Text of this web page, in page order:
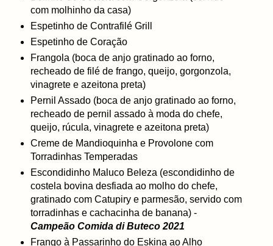
com molhinho da casa)
Espetinho de Contrafilé Grill
Espetinho de Coração
Frangola (boca de anjo gratinado ao forno,
recheado de filé de frango, queijo, gorgonzola,
vinagrete e azeitona preta)
Pernil Assado (boca de anjo gratinado ao forno,
recheado de pernil assado à moda do chefe,
queijo, rúcula, vinagrete e azeitona preta)
Creme de Mandioquinha e Provolone com
Torradinhas Temperadas
Escondidinho Maluco Beleza (escondidinho de
costela bovina desfiada ao molho do chefe,
gratinado com Catupiry e parmesão, servido com
torradinhas e cachacinha de banana) -
Campeão Comida di Buteco 2021
Frango à Passarinho do Eskina ao Alho